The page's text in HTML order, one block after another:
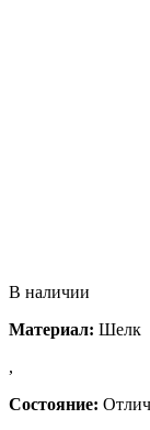
В наличии
Материал: Шелк
,
Состояние: